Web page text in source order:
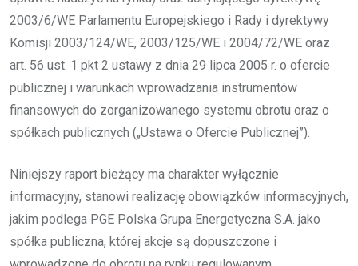
2003/6/WE Parlamentu Europejskiego i Rady i dyrektywy
Komisji 2003/124/WE, 2003/125/WE i 2004/72/WE oraz
art. 56 ust. 1 pkt 2 ustawy z dnia 29 lipca 2005 r. o ofercie
publicznej i warunkach wprowadzania instrumentów
finansowych do zorganizowanego systemu obrotu oraz o
spółkach publicznych („Ustawa o Ofercie Publicznej”).
Niniejszy raport bieżący ma charakter wyłącznie
informacyjny, stanowi realizację obowiązków informacyjnych,
jakim podlega PGE Polska Grupa Energetyczna S.A. jako
spółka publiczna, której akcje są dopuszczone i